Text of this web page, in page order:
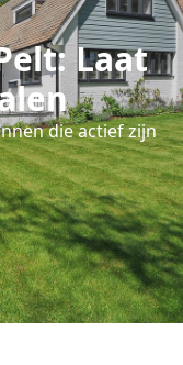
Laat
die actief zijn